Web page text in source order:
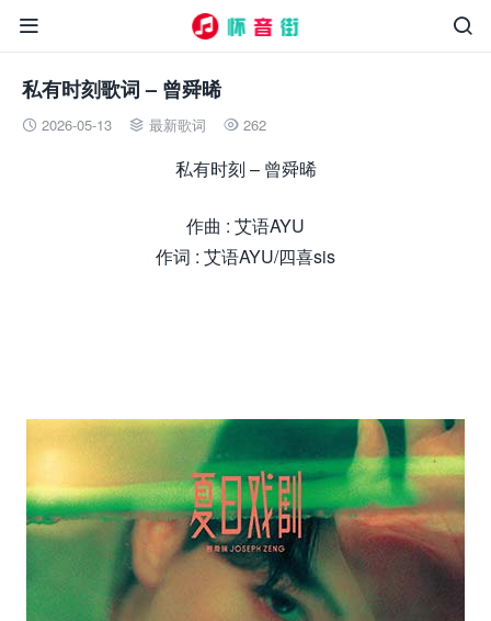


私有时刻歌词 – 曾舜晞
 2026-05-13  最新歌词  262
私有时刻 – 曾舜晞
作曲 : 艾语AYU
作词 : 艾语AYU/四喜sis